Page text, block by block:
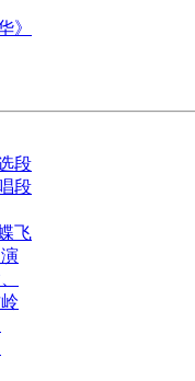
》
段
段
飞